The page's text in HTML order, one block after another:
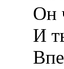
Он
И